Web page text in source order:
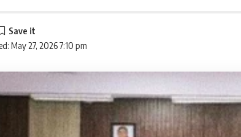
May 27, 2026 7:10 pm